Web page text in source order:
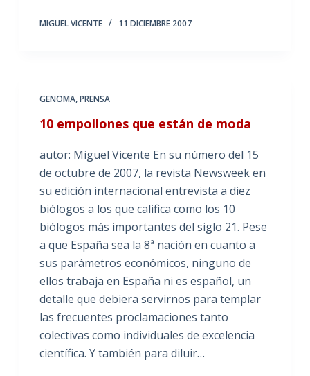
MIGUEL VICENTE 11 DICIEMBRE 2007
GENOMA,PRENSA
10 empollones que están de moda
autor: Miguel Vicente En su número del 15
de octubre de 2007, la revista Newsweek en
su edición internacional entrevista a diez
biólogos a los que califica como los 10
biólogos más importantes del siglo 21. Pese
a que España sea la 8ª nación en cuanto a
sus parámetros económicos, ninguno de
ellos trabaja en España ni es español, un
detalle que debiera servirnos para templar
las frecuentes proclamaciones tanto
colectivas como individuales de excelencia
científica. Y también para diluir…